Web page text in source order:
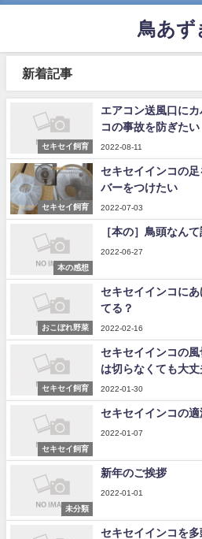
鳥あず
新着記事
セキセイ飼育
エアコン送風口に
コの事故を防ぎたい
2022-08-11
セキセイ飼育
セキセイインコの
バーをつけたい
2022-07-03
本の感想
［本の］鳥頭なん
2022-06-27
おこぼれ野菜
セキセイインコに
てる？
2022-02-16
セキセイ飼育
セキセイインコの
は切らなくても大丈
2022-01-30
セキセイ飼育
セキセイインコの
2022-01-07
未分類
新年のご挨拶
2022-01-01
セキセイインコを